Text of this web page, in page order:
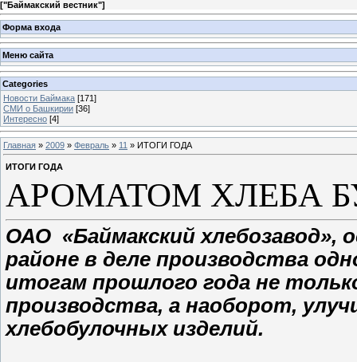
["Баймакский вестник"]
Форма входа
Меню сайта
Categories
Новости Баймака [171]
СМИ о Башкирии [36]
Интересно [4]
Главная » 2009 » Февраль » 11 » ИТОГИ ГОДА
ИТОГИ ГОДА
АРОМАТОМ ХЛЕБА
ОАО «Баймакский хлебозавод»,
районе в деле производства
итогам прошлого года не
производства, а наоборот,
хлебобулочных изделий.